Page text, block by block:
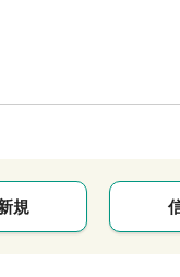
規